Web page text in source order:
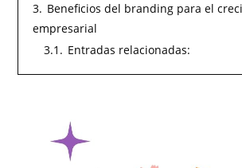
3. Beneficios del branding para el
empresarial
3.1. Entradas relacionadas: